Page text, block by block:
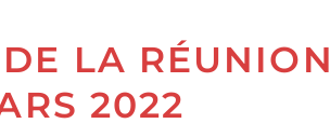
LA
2022